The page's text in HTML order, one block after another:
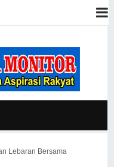
Lebaran Bersama